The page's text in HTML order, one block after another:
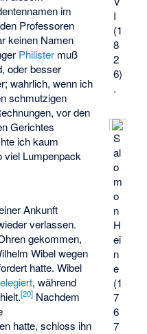
I
(1
8
2
6)
.
S
al
o
m
o
n
H
ei
n
e
(1
7
6
7
im
Professoren
keinen Namen
Philister muß
oder besser
wahrlich, wenn ich
schmutzigen
vor den
Gerichtes
ich kaum
viel Lumpenpack
Ankunft
verlassen.
gekommen,
Wibelwegen
hatte. Wibel
, während
[20] Nachdem
hatte, schloss ihn